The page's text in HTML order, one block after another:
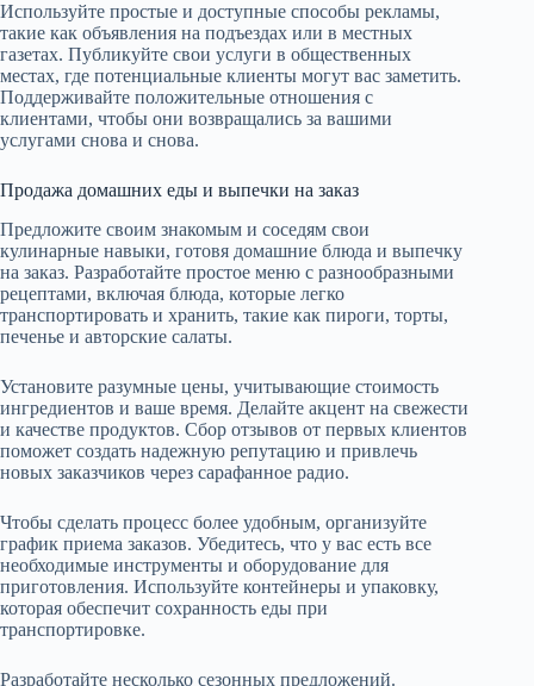
Используйте простые и доступные способы рекламы,
такие как объявления на подъездах или в местных
газетах. Публикуйте свои услуги в общественных
местах, где потенциальные клиенты могут вас заметить.
Поддерживайте положительные отношения с
клиентами, чтобы они возвращались за вашими
услугами снова и снова.
Продажа домашних еды и выпечки на заказ
Предложите своим знакомым и соседям свои
кулинарные навыки, готовя домашние блюда и выпечку
на заказ. Разработайте простое меню с разнообразными
рецептами, включая блюда, которые легко
транспортировать и хранить, такие как пироги, торты,
печенье и авторские салаты.
Установите разумные цены, учитывающие стоимость
ингредиентов и ваше время. Делайте акцент на свежести
и качестве продуктов. Сбор отзывов от первых клиентов
поможет создать надежную репутацию и привлечь
новых заказчиков через сарафанное радио.
Чтобы сделать процесс более удобным, организуйте
график приема заказов. Убедитесь, что у вас есть все
необходимые инструменты и оборудование для
приготовления. Используйте контейнеры и упаковку,
которая обеспечит сохранность еды при
транспортировке.
Разработайте несколько сезонных предложений.